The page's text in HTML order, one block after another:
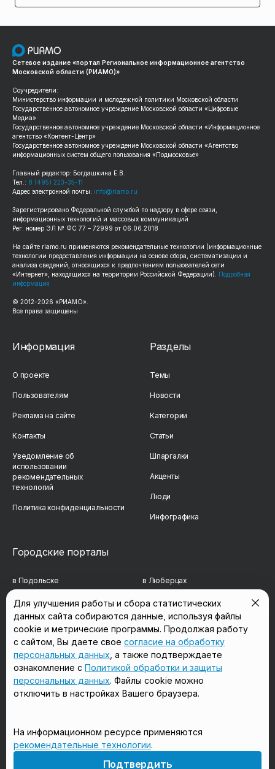
Сетевое издание «портал Региональное информационное агентство
Московской области (РИАМО)»
Соучредители:
Министерство информации и молодежной политики Московской области
Государственное автономное учреждение Московской области «Цифровые
Медиа»
Государственное автономное учреждение Московской области «Информационное
агентство «Контент-Центр»
Государственное автономное учреждение Московской области «Агентство
информационных систем общего пользования «Подмосковье»
Главный редактор: Богдашкина Е.В.
Тел.: 8 (495) 223-35-11
Адрес электронной почты: info@riamo.ru
Зарегистрировано Федеральной службой по надзору в сфере связи,
информационных технологий и массовых коммуникаций
Рег. номер ЭЛ № ФС 77 – 72999 от 06.06.2018
На сайте riamo.ru применяются рекомендательные технологии (информационные
технологии предоставления информации на основе сбора, систематизации и
анализа сведений, относящихся к предпочтениям пользователей сети
«Интернет», находящихся на территории Российской Федерации). Подробная
информация
© 2012-2026 «РИАМО».
Все права защищены
Информация
О проекте
Пользователям
Реклама на сайте
Контакты
Уведомление об
использовании
рекомендательных
технологий
Политика конфиденциальности
Разделы
Темы
Новости
Категории
Статьи
Шпаргалки
Акценты
Люди
Инфографика
Городские порталы
в Подольске в Люберцах
в Мытищах в Красногорске
в Реутове в Королёве
в Балашихе в Домодедово
в Сергиевом Посаде в Щёлково
18+
Мы в соцсетях
Для улучшения работы и сбора статистических
данных сайта собираются данные, используя файлы
cookie и метрические программы. Продолжая работу
с сайтом, Вы даете свое согласие на обработку
персональных данных , а также подтверждаете
ознакомление с Политикой обработки и защиты
персональных данных. Файлы cookie можно
отключить в настройках Вашего браузера.
На информационном ресурсе применяются
рекомендательные технологии.
Подтвердить